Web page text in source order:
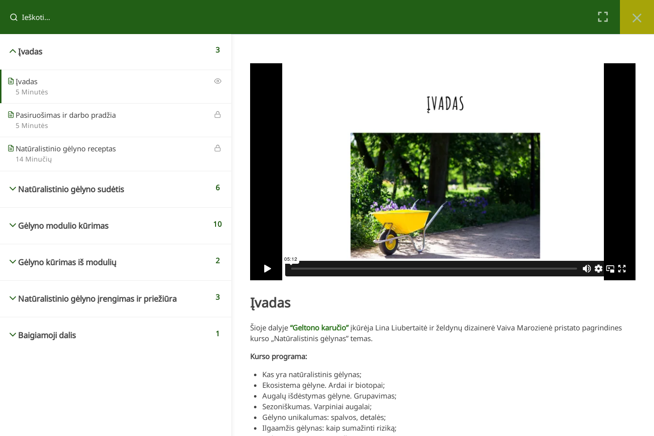
Krepšelis
0
Įvadas 3
Įvadas
5 Minutės
Pasiruošimas ir darbo pradžia
5 Minutės
Natūralistinio gėlyno receptas
14 Minučių
Natūralistinio gėlyno sudėtis 6
Gėlyno modulio kūrimas 10
Gėlyno kūrimas iš modulių 2
Natūralistinio gėlyno įrengimas ir priežiūra 3
Baigiamoji dalis 1
Įvadas
Šioje dalyje “Geltono karučio”įkūrėja Lina Liubertaitė ir želdynų dizainerė Vaiva Marozienė pristato pagrindines
kurso „Natūralistinis gėlynas” temas.
Kurso programa:
Kas yra natūralistinis gėlynas;
Ekosistema gėlyne. Ardai ir biotopai;
Augalų išdėstymas gėlyne. Grupavimas;
Sezoniškumas. Varpiniai augalai;
Gėlyno unikalumas: spalvos, detalės;
Ilgaamžis gėlynas: kaip sumažinti riziką;
Tau taip pat patiks
Lina Liubertaitė
Augalų komponavimo seminaras
19,00 €
Lina Puodžiūtė Ragauskienė
Mano sodo dizainas (video pamokos ir
konsultacija)
info@geltonaskarutis.lt
„Spalvų derinimas kieme”
„Želdynų dizainas pagal
APŽELDINIMO IDĖJOS
Tinklaraštis
Augalai Instagram’e
KURSAI TAVO MIESTE NAUDINGOS NUORODOS
Paskyra
VISOS TEISĖS SAUGOMOS © 2026 -GELTONASKARUTIS.LT - MODERNŪS APŽELDINIMO KURSAI